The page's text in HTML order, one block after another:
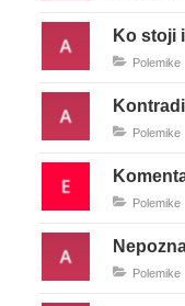
Ko stoji
Polemike
Polemike
Polemike
Polemike